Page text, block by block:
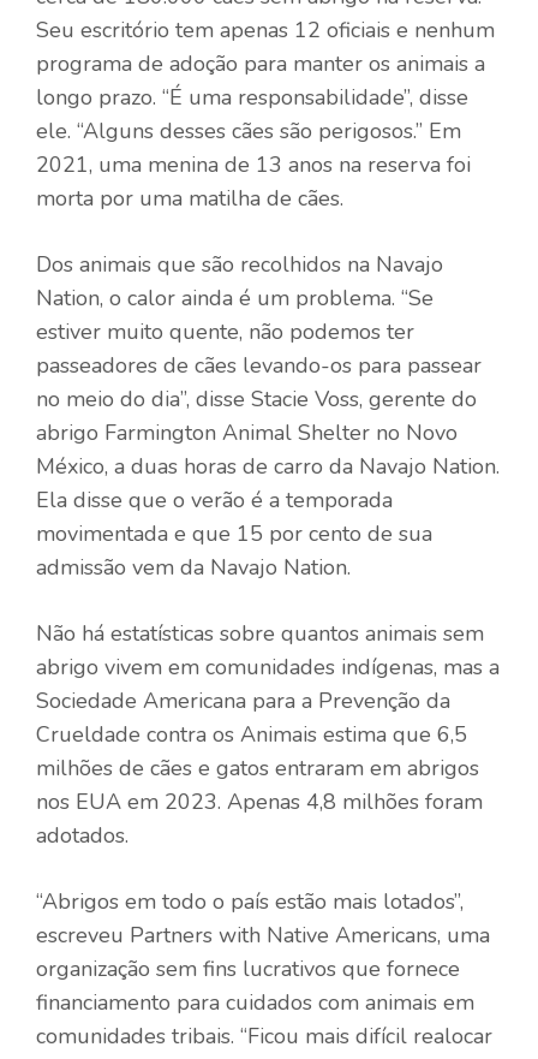
Seu escritório tem apenas 12 oficiais e nenhum
programa de adoção para manter os animais a
longo prazo. “É uma responsabilidade”, disse
ele. “Alguns desses cães são perigosos.” Em
2021, uma menina de 13 anos na reserva foi
morta por uma matilha de cães.
Dos animais que são recolhidos na Navajo
Nation, o calor ainda é um problema. “Se
estiver muito quente, não podemos ter
passeadores de cães levando-os para passear
no meio do dia”, disse Stacie Voss, gerente do
abrigo Farmington Animal Shelter no Novo
México, a duas horas de carro da Navajo Nation.
Ela disse que o verão é a temporada
movimentada e que 15 por cento de sua
admissão vem da Navajo Nation.
Não há estatísticas sobre quantos animais sem
abrigo vivem em comunidades indígenas, mas a
Sociedade Americana para a Prevenção da
Crueldade contra os Animais estima que 6,5
milhões de cães e gatos entraram em abrigos
nos EUA em 2023. Apenas 4,8 milhões foram
adotados.
“Abrigos em todo o país estão mais lotados”,
escreveu Partners with Native Americans, uma
organização sem fins lucrativos que fornece
financiamento para cuidados com animais em
comunidades tribais. “Ficou mais difícil realocar